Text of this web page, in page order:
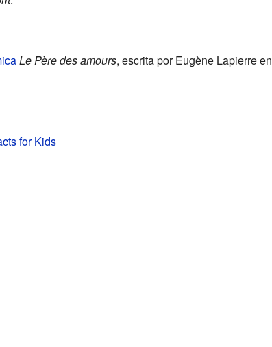
Le Père des amours, escrita por Eugène Lapierre en
for Kids